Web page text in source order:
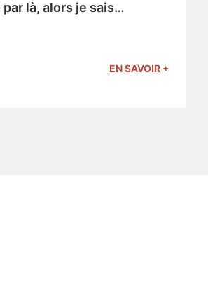
là, alors je sais…
EN SAVOIR +